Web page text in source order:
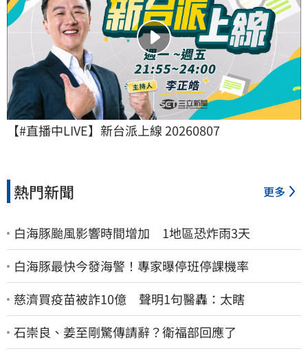
【#直播中LIVE】新台派上線 20260807
熱門新聞 更多
白海豚颱風影響時間增加 1地區恐炸雨3天
白海豚最快今發海警！專家曝停班停課機率
慈濟買疫苗被詐10億 聲明1句醫轟：太瞎
石崇良、姜至剛驚傳請辭？衛福部回應了